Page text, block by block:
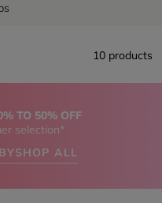
10 products
TO 50% OFF
selection*
SHOP ALL